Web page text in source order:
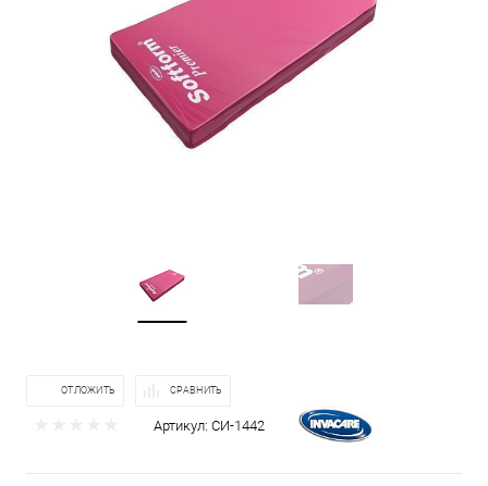
ОТЛОЖИТЬ СРАВНИТЬ
Артикул: СИ-1442